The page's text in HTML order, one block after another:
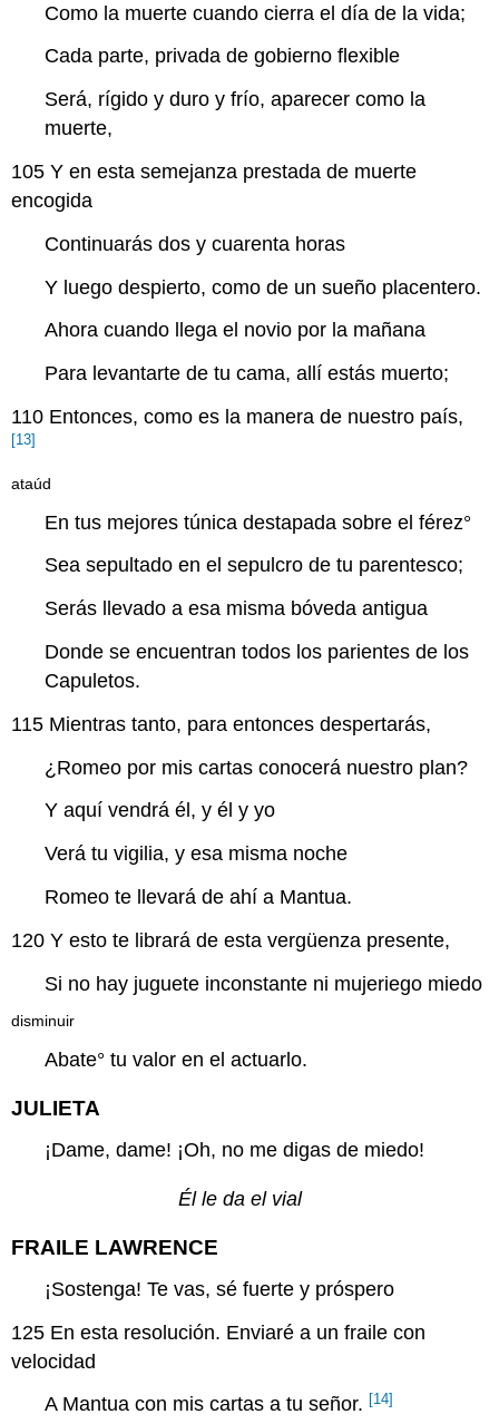
Como la muerte cuando cierra el día de la vida;
Cada parte, privada de gobierno flexible
Será, rígido y duro y frío, aparecer como la
muerte,
105 Y en esta semejanza prestada de muerte
encogida
Continuarás dos y cuarenta horas
Y luego despierto, como de un sueño placentero.
Ahora cuando llega el novio por la mañana
Para levantarte de tu cama, allí estás muerto;
110 Entonces, como es la manera de nuestro país,
[13]
ataúd
En tus mejores túnica destapada sobre elférez°
Sea sepultado en el sepulcro de tu parentesco;
Serás llevado a esa misma bóveda antigua
Donde se encuentran todos los parientes de los
Capuletos.
115 Mientras tanto, para entonces despertarás,
¿Romeo por mis cartas conocerá nuestro plan?
Y aquí vendrá él, y él y yo
Verá tu vigilia, y esa misma noche
Romeo te llevará de ahí a Mantua.
120 Y esto te librará de esta vergüenza presente,
Si no hay juguete inconstante ni mujeriego miedo
disminuir
Abate° tu valor en el actuarlo.
JULIETA
¡Dame, dame! ¡Oh, no me digas de miedo!
Él le da el vial
FRAILE LAWRENCE
¡Sostenga! Te vas, sé fuerte y próspero
125 En esta resolución. Enviaré a un fraile con
velocidad
A Mantua con mis cartas a tu señor. [14]